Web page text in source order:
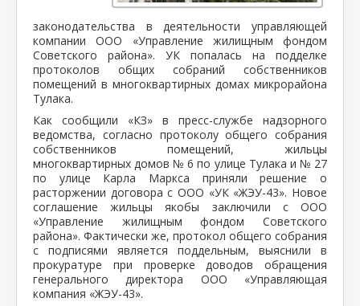
законодательства в деятельности управляющей
компании ООО «Управление жилищным фондом
Советского района». УК попалась на подделке
протоколов общих собраний собственников
помещений в многоквартирных домах микрорайона
Тулака.
Как сообщили «КЗ» в пресс-службе надзорного
ведомства, согласно протоколу общего собрания
собственников помещений, жильцы
многоквартирных домов № 6 по улице Тулака и № 27
по улице Карла Маркса приняли решение о
расторжении договора с ООО «УК «ЖЭУ-43». Новое
соглашение жильцы якобы заключили с ООО
«Управление жилищным фондом Советского
района». Фактически же, протокол общего собрания
с подписями является поддельным, выяснили в
прокуратуре при проверке доводов обращения
генерального директора ООО «Управляющая
компания «ЖЭУ-43».